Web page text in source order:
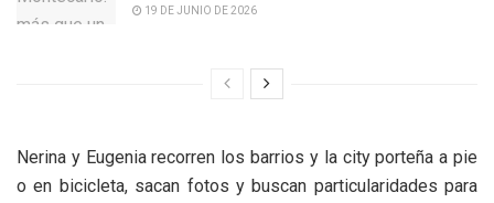
19 DE JUNIO DE 2026
Nerina y Eugenia recorren los barrios y la city porteña a pie
o en bicicleta, sacan fotos y buscan particularidades para